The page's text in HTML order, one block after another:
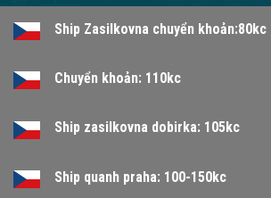
Ship Zasilkovna chuyển khoản:80kc
Chuyển khoản: 110kc
Ship zasilkovna dobirka: 105kc
Ship quanh praha: 100-150kc